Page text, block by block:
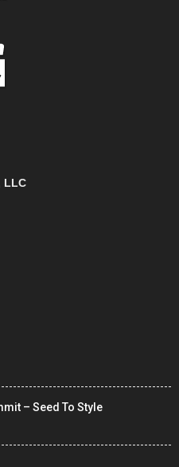
LLC
– Seed To Style